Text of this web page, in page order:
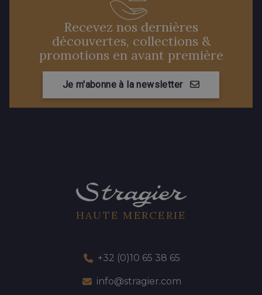
Recevez nos dernières
découvertes, collections &
promotions en avant première
Je m'abonne à la newsletter
HAUTE MERCERIE
+32 (0)10 65 38 65
info@stragier.com